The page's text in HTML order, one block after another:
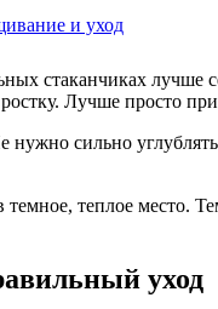
и уход
стаканчиках лучше
Лучше просто
сильно
теплое место.
уход